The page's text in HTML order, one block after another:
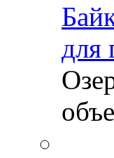
для